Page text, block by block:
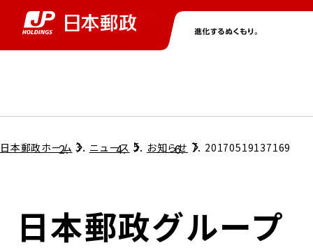
グループ情報トップ
コンプライアンス
株主・投資家情報トップ
個人投資家のみなさまへ
ニューストップ
サステナビリティトップ
担当役員メッセージ
採用情報トップ
日本郵政ホーム ニュース お知らせ 20170519137169
日本郵政グループ